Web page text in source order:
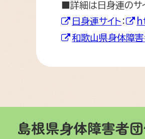
■詳細は日身連のサ
日身連サイト ：
和歌山県身体障害
島根県身体障害者